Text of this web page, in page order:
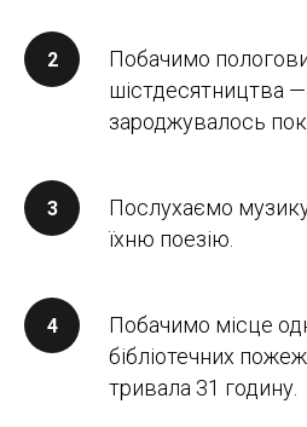
Побачимо
шістдесятництва
зароджувалось
Послухаємо
їхню поезію.
Побачимо місце
бібліотечних
тривала 31 годину.